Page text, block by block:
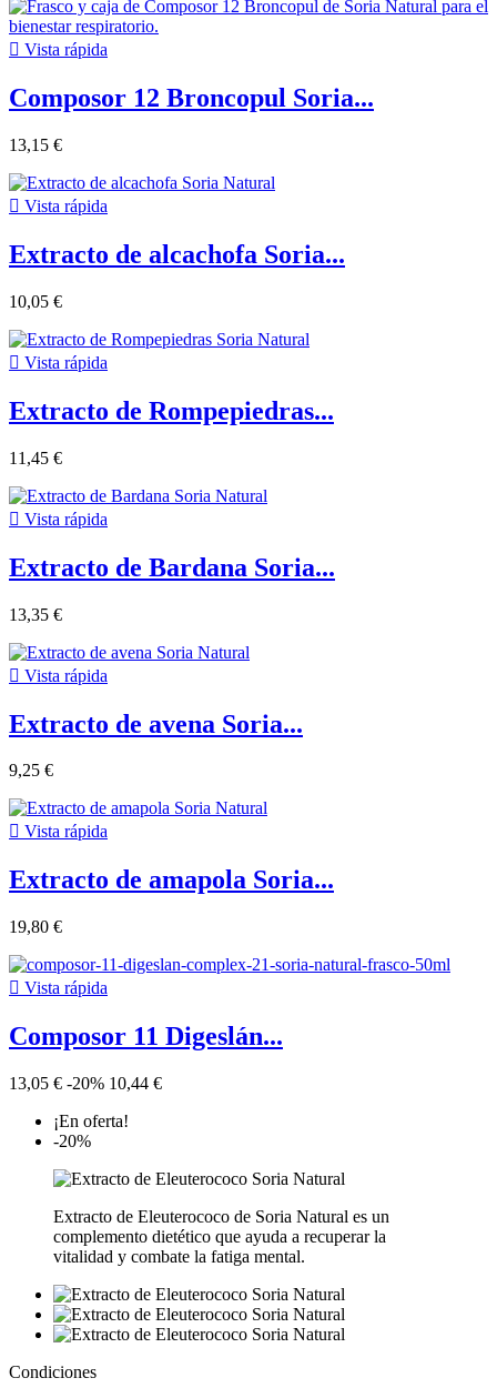
 Vista rápida
Composor 12 Broncopul Soria...
13,15 €
 Vista rápida
Extracto de alcachofa Soria...
10,05 €
 Vista rápida
Extracto de Rompepiedras...
11,45 €
 Vista rápida
Extracto de Bardana Soria...
13,35 €
 Vista rápida
Extracto de avena Soria...
9,25 €
 Vista rápida
Extracto de amapola Soria...
19,80 €
 Vista rápida
Composor 11 Digeslán...
13,05 € -20% 10,44 €
¡En oferta!
-20%
Extracto de Eleuterococo de Soria Natural es un
complemento dietético que ayuda a recuperar la
vitalidad y combate la fatiga mental.
Condiciones